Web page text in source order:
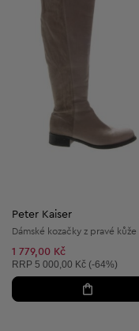
Peter Kaiser
Dámské kozačky z pravé kůže
1 779,00 Kč
Doporučená cena:
RRP 5 000,00 Kč (-64%)